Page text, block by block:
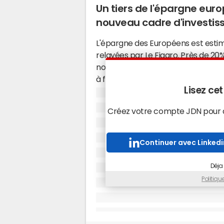
Un tiers de l'épargne
nouveau cadre
L'épargne des Européens est
relayées par Le Figaro. Près de
notamment aux États-Unis, et
à faible rendement. Environ 50%
liquides et garantis, contre
produits garantis, selonLes Échos.
Pour tenter d'inverser cette
européenne, dont la France,
Portugal et l'Estonie, ont signé
de l'épargne. Ce repère pourra
respectent un cahier des
Lisez
Créez votre compte JDN pour
Continuer avec